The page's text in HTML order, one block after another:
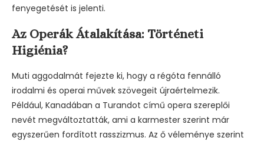
fenyegetését is jelenti.
Az Operák Átalakítása: Történeti
Higiénia?
Muti aggodalmát fejezte ki, hogy a régóta fennálló
irodalmi és operai művek szövegeit újraértelmezik.
Például, Kanadában a Turandot című opera szereplői
nevét megváltoztatták, ami a karmester szerint már
egyszerűen fordított rasszizmus. Az ő véleménye szerint